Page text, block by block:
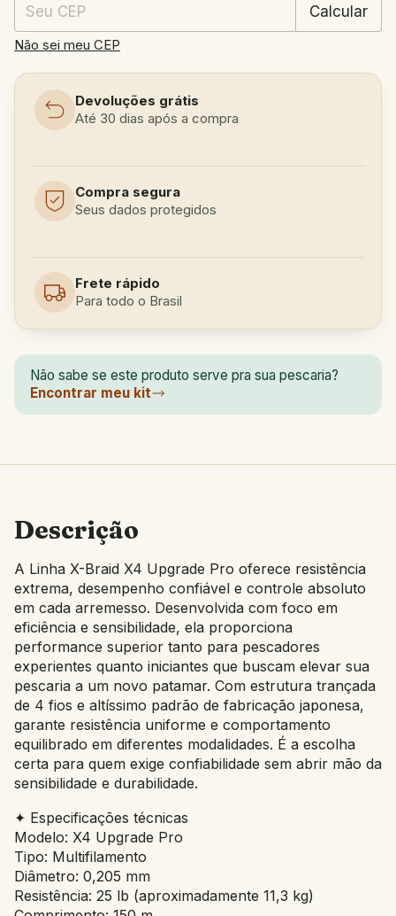
Calcular
Não sei meu CEP
Devoluções grátis
Até 30 dias após a compra
Compra segura
Seus dados protegidos
Frete rápido
Para todo o Brasil
Não sabe se este produto serve pra sua pescaria?
Encontrar meu kit
Descrição
A Linha X-Braid X4 Upgrade Pro oferece resistência
extrema, desempenho confiável e controle absoluto
em cada arremesso. Desenvolvida com foco em
eficiência e sensibilidade, ela proporciona
performance superior tanto para pescadores
experientes quanto iniciantes que buscam elevar sua
pescaria a um novo patamar. Com estrutura trançada
de 4 fios e altíssimo padrão de fabricação japonesa,
garante resistência uniforme e comportamento
equilibrado em diferentes modalidades. É a escolha
certa para quem exige confiabilidade sem abrir mão da
sensibilidade e durabilidade.
✦ Especificações técnicas
Modelo: X4 Upgrade Pro
Tipo: Multifilamento
Diâmetro: 0,205 mm
Resistência: 25 lb (aproximadamente 11,3 kg)